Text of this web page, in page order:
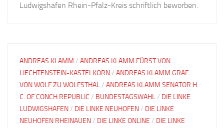
Ludwigshafen Rhein-Pfalz-Kreis schriftlich beworben.
ANDREAS KLAMM / ANDREAS KLAMM FÜRST VON
LIECHTENSTEIN-KASTELKORN/ ANDREAS KLAMM GRAF
VON WOLF ZU WOLFSTHAL/ ANDREAS KLAMM SENATOR H.
C. OF CONCH REPUBLIC / BUNDESTAGSWAHL/ DIE LINKE
LUDWIGSHAFEN/ DIE LINKE NEUHOFEN/ DIE LINKE
NEUHOFEN RHEINAUEN/ DIE LINKE ONLINE / DIE LINKE